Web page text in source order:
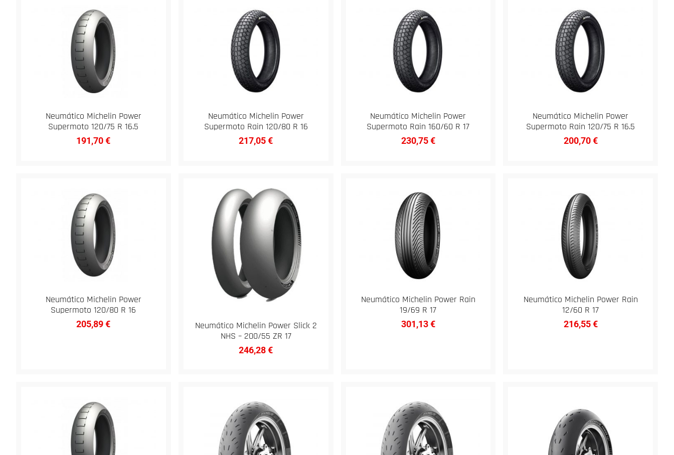
Neumático Michelin Power
Supermoto 120/75 R 16.5
191,70€
Neumático Michelin Power
Supermoto Rain 120/80 R 16
217,05€
Neumático Michelin Power
Supermoto Rain 160/60 R 17
230,75€
Neumático Michelin Power
Supermoto Rain 120/75 R 16.5
200,70€
Neumático Michelin Power
Supermoto 120/80 R 16
205,89€
Neumático Michelin Power Slick 2
NHS – 200/55 ZR 17
246,28€
Neumático Michelin Power Rain
19/69 R 17
301,13€
Neumático Michelin Power Rain
12/60 R 17
216,55€